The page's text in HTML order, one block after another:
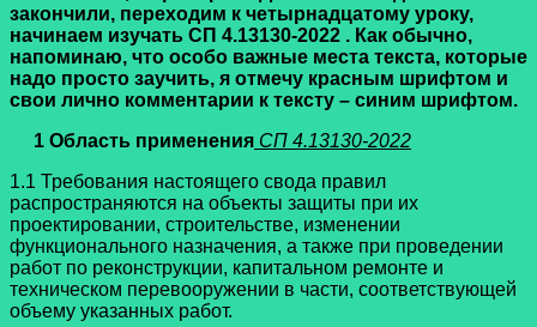
закончили, переходим к четырнадцатому уроку,
начинаем изучать СП 4.13130-2022 . Как обычно,
напоминаю, что особо важные места текста, которые
надо просто заучить, я отмечу красным шрифтом и
свои лично комментарии к тексту – синим шрифтом.
1 Область применения СП 4.13130-2022
1.1 Требования настоящего свода правил
распространяются на объекты защиты при их
проектировании, строительстве, изменении
функционального назначения, а также при проведении
работ по реконструкции, капитальном ремонте и
техническом перевооружении в части, соответствующей
объему указанных работ.